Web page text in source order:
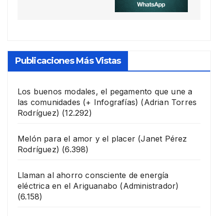
Publicaciones Más Vistas
Los buenos modales, el pegamento que une a
las comunidades (+ Infografías) (Adrian Torres
Rodríguez) (12.292)
Melón para el amor y el placer (Janet Pérez
Rodríguez) (6.398)
Llaman al ahorro consciente de energía
eléctrica en el Ariguanabo (Administrador)
(6.158)